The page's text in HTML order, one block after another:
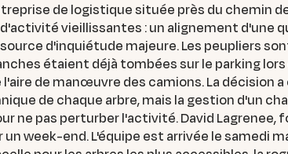
de logistique située près du chemin
vieillissantes : un alignement d'une
d'inquiétude majeure. Les peupliers
étaient déjà tombées sur le parking
de manœuvre des camions. La décision
de chaque arbre, mais la gestion d'un
ne pas perturber l'activité. David Lagrenee,
week-end. L'équipe est arrivée le samedi